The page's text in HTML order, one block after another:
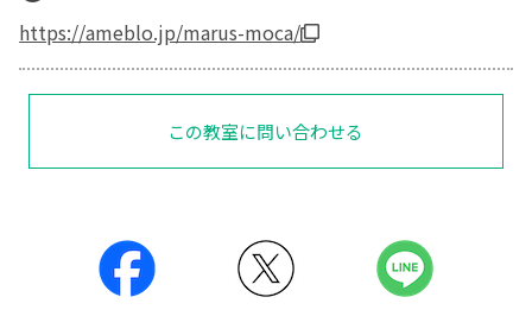
https://ameblo.jp/marus-moca/
この教室に問い合わせる